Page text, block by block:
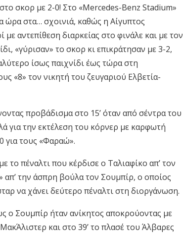
σκορ με 2-0! Στο «Mercedes-Benz Stadium»
ώρα στα… σχοινιά, καθώς η Αίγυπτος
αντεπίθεση διαρκείας στο φινάλε και με τον
«γύρισαν» το σκορ κι επικράτησαν με 3-2,
ίσως παιχνίδι έως τώρα στη
«8» τον νικητή του ζευγαριού Ελβετία-
προβάδισμα στο 15’ όταν από σέντρα του
για την εκτέλεση του κόρνερ με καρφωτή
για τους «Φαραώ».
το πέναλτι που κέρδισε ο Ταλιαφίκο απ’ τον
απ’ την άσπρη βούλα τον Σουμπίρ, ο οποίος
να χάνει δεύτερο πέναλτι στη διοργάνωση.
ο Σουμπίρ ήταν ανίκητος αποκρούοντας με
και στο 39’ το πλασέ του Άλβαρες